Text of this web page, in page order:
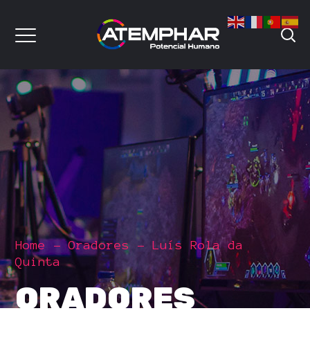
Home Oradores
Luís Rola da
Quinta
ORADORES